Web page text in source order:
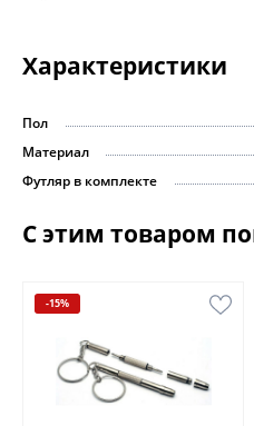
Характеристики
Пол
Материал
Футляр в комплекте
С этим товаром
-15%